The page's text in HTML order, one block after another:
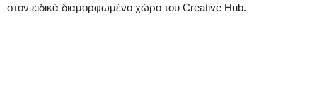
στον ειδικά διαμορφωμένο χώρο του Creative Hub.